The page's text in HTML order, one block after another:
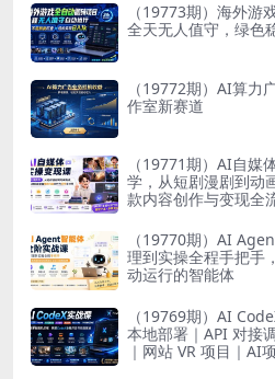
（19773期）海外游
全天无人值守，绿色
（19772期）AI算力
作室新赛道
（19771期）AI自媒
学，从短剧漫剧到动
款内容创作与变现全
（19770期）AI
理到实操全程手把手
动运行的智能体
（19769期）AI CodeX实战课｜Windows/Mac
本地部署｜API 对接
｜网站 VR 项目｜AI